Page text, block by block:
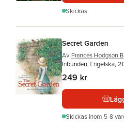
Skickas
Secret Garden
Av Frances Hodgson
Inbunden, Engelska,
249 kr
Skickas inom 5-8